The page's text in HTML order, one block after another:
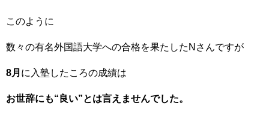
このように
数々の有名外国語大学への合格を果たしたNさんですが
8月 に入塾したころの成績は
お世辞にも“良い”とは言えませんでした。